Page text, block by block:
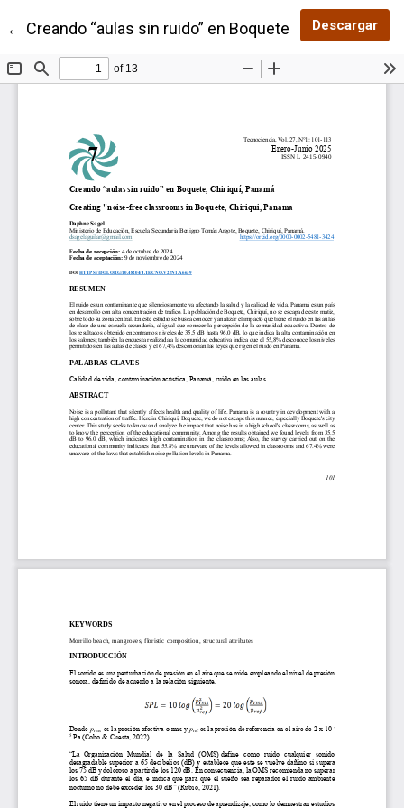
← Volver a los detalles del artículo
Creando “aulas sin ruido” en Boquete, Chiriquí,
Descargar